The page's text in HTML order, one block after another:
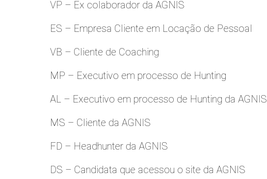
VP – Ex colaborador da AGNIS
ES – Empresa Cliente em Locação de Pessoal
VB – Cliente de Coaching
MP – Executivo em processo de Hunting
AL – Executivo em processo de Hunting da AGNIS
MS – Cliente da AGNIS
FD – Headhunter da AGNIS
DS – Candidata que acessou o site da AGNIS